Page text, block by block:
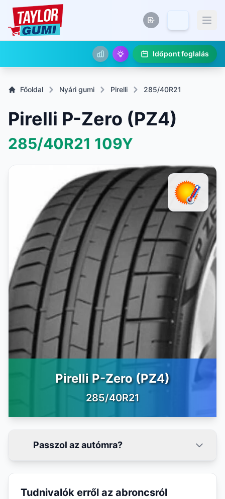
Időpont foglalás
Főoldal Nyári gumi Pirelli 285/40R21
Pirelli P-Zero (PZ4)
285/40R21 109Y
Pirelli P-Zero (PZ4)
285/40R21
Passzol az autómra?
Tudnivalók erről az abroncsról